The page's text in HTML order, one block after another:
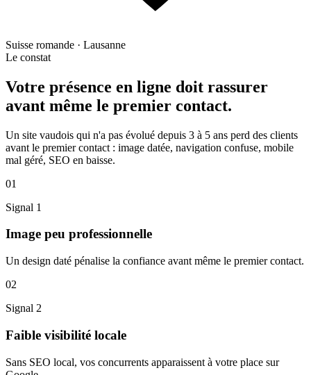
Suisse romande · Lausanne
Le constat
Votre présence en ligne doit rassurer
avant même le premier contact.
Un site vaudois qui n'a pas évolué depuis 3 à 5 ans perd des clients
avant le premier contact : image datée, navigation confuse, mobile
mal géré, SEO en baisse.
01
Signal 1
Image peu professionnelle
Un design daté pénalise la confiance avant même le premier contact.
02
Signal 2
Faible visibilité locale
Sans SEO local, vos concurrents apparaissent à votre place sur